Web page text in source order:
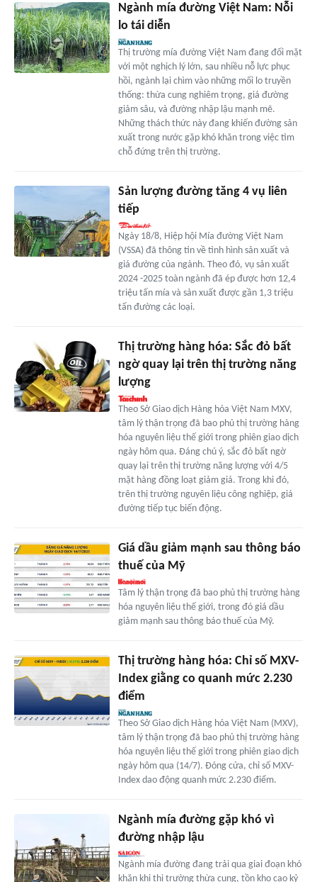
Ngành mía đường Việt Nam: Nỗi
lo tái diễn
Thị trường mía đường Việt Nam đang đối mặt
với một nghịch lý lớn, sau nhiều nỗ lực phục
hồi, ngành lại chìm vào những mối lo truyền
thống: thừa cung nghiêm trọng, giá đường
giảm sâu, và đường nhập lậu mạnh mẽ.
Những thách thức này đang khiến đường sản
xuất trong nước gặp khó khăn trong việc tìm
chỗ đứng trên thị trường.
Sản lượng đường tăng 4 vụ liên
tiếp
Ngày 18/8, Hiệp hội Mía đường Việt Nam
(VSSA) đã thông tin về tình hình sản xuất và
giá đường của ngành. Theo đó, vụ sản xuất
2024 -2025 toàn ngành đã ép được hơn 12,4
triệu tấn mía và sản xuất được gần 1,3 triệu
tấn đường các loại.
Thị trường hàng hóa: Sắc đỏ bất
ngờ quay lại trên thị trường năng
lượng
Theo Sở Giao dịch Hàng hóa Việt Nam MXV,
tâm lý thận trọng đã bao phủ thị trường hàng
hóa nguyên liệu thế giới trong phiên giao dịch
ngày hôm qua. Đáng chú ý, sắc đỏ bất ngờ
quay lại trên thị trường năng lượng với 4/5
mặt hàng đồng loạt giảm giá. Trong khi đó,
trên thị trường nguyên liệu công nghiệp, giá
đường tiếp tục biến động.
Giá dầu giảm mạnh sau thông báo
thuế của Mỹ
Tâm lý thận trọng đã bao phủ thị trường hàng
hóa nguyên liệu thế giới, trong đó giá dầu
giảm mạnh sau thông báo thuế của Mỹ.
Thị trường hàng hóa: Chỉ số MXV-
Index giằng co quanh mức 2.230
điểm
Theo Sở Giao dịch Hàng hóa Việt Nam (MXV),
tâm lý thận trọng đã bao phủ thị trường hàng
hóa nguyên liệu thế giới trong phiên giao dịch
ngày hôm qua (14/7). Đóng cửa, chỉ số MXV-
Index dao động quanh mức 2.230 điểm.
Ngành mía đường gặp khó vì
đường nhập lậu
Ngành mía đường đang trải qua giai đoạn khó
khăn khi thị trường thừa cung, tồn kho cao kỷ